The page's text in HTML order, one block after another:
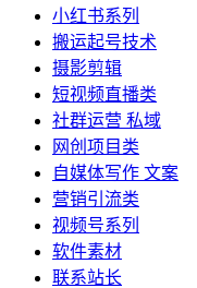
小红书系列
搬运起号技术
摄影剪辑
短视频直播类
社群运营 私域
网创项目类
自媒体写作 文案
营销引流类
视频号系列
软件素材
联系站长